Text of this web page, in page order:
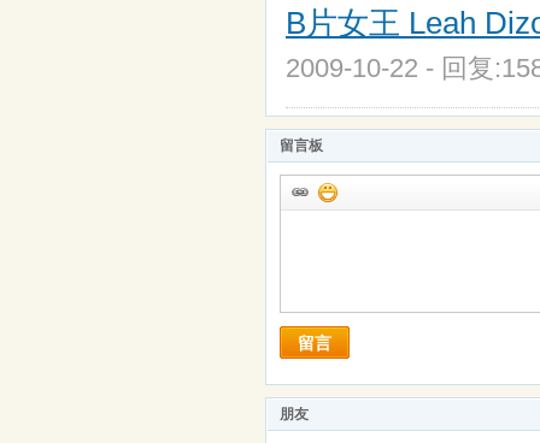
B片女王 Leah
2009-10-22 - 回复
留言板
留言
朋友